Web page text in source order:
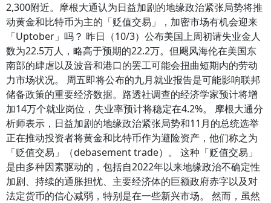
2,300附近。摩根大通认为日益加剧的地缘政治紧张局势将推
动黄金和比特币为主的「贬值交易」，加密市场有机会迎来
「Uptober」吗？ 昨日（10/3）公布美国上周初请失业金人
数为22.5万人，略高于预期的22.2万。但飓风海伦在美国东
南部的肆虐以及波音和港口的罢工可能会扭曲短期内的劳动
力市场状况。 周五即将公布的九月就业报告是可能影响联邦
储备政策的重要经济数据。路透社调查的经济学家预计将增
加14万个就业岗位，失业率预计将稳定在4.2%。 摩根大通分
析师表示，日益加剧的地缘政治紧张局势和11月的总统选举
正在推动投资者将黄金和比特币作为避险资产，他们称之为
「贬值交易」（debasement trade）。 这种「贬值交易」
是由多种因素驱动的，包括自2022年以来地缘政治不确定性
加剧、持续的通胀担忧、主要经济体的巨额政府赤字以及对
法定货币的信心减弱，特别是在一些新兴市场。 然而，虽然